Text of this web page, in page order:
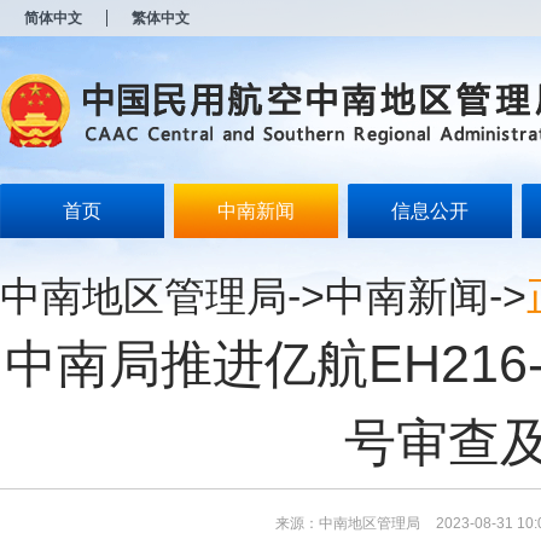
简体中文 繁体中文
首页 中南新闻 信息公开
中南地区管理局->中南新闻->
中南局推进亿航
号审查
来源：中南地区管理局 2023-08-31
开
无
障
说
Alt
浪
键
模